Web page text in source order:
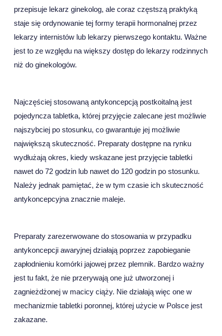
przepisuje lekarz ginekolog, ale coraz częstszą praktyką
staje się ordynowanie tej formy terapii hormonalnej przez
lekarzy internistów lub lekarzy pierwszego kontaktu. Ważne
jest to ze względu na większy dostęp do lekarzy rodzinnych
niż do ginekologów.
Najczęściej stosowaną antykoncepcją postkoitalną jest
pojedyncza tabletka, której przyjęcie zalecane jest możliwie
najszybciej po stosunku, co gwarantuje jej możliwie
największą skuteczność. Preparaty dostępne na rynku
wydłużają okres, kiedy wskazane jest przyjęcie tabletki
nawet do 72 godzin lub nawet do 120 godzin po stosunku.
Należy jednak pamiętać, że w tym czasie ich skuteczność
antykoncepcyjna znacznie maleje.
Preparaty zarezerwowane do stosowania w przypadku
antykoncepcji awaryjnej działają poprzez zapobieganie
zapłodnieniu komórki jajowej przez plemnik. Bardzo ważny
jest tu fakt, że nie przerywają one już utworzonej i
zagnieżdżonej w macicy ciąży. Nie działają więc one w
mechanizmie tabletki poronnej, której użycie w Polsce jest
zakazane.